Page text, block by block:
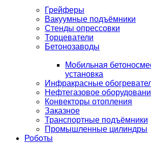
Грейферы
Вакуумные подъёмники
Стенды опрессовки
Торцеватели
Бетонозаводы
Мобильная
установка
Инфракрасные
Нефтегазовое
Конвекторы отопления
Заказное
Транспортные подъёмники
Промышленные цилиндры
Роботы